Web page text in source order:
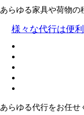
あらゆる家具や荷物の
様々な代行は便
あらゆる代行をお任せ